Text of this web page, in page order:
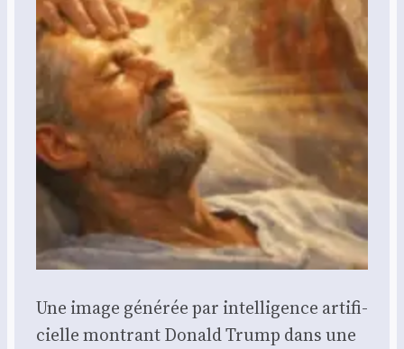
Une image géné­rée par intel­li­gence arti­fi­
cielle mon­trant Donald Trump dans une